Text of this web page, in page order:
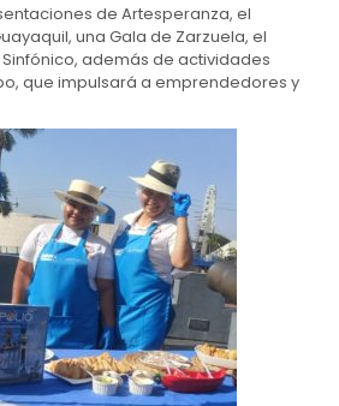
de Artesperanza, el
una Gala de Zarzuela, el
además de actividades
que impulsará a emprendedores y